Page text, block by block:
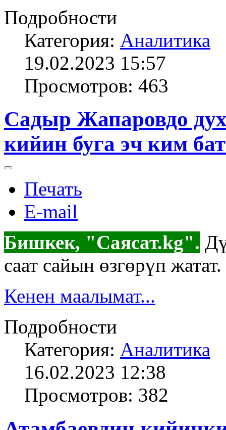
Подробности
Категория: Аналитика
19.02.2023 15:57
Просмотров: 463
Садыр Жапаровдо
кийин буга эч ким
Печать
E-mail
Бишкек, "Саясат.kg".
саат сайын өзгөрүп жатат.
Кенен маалымат...
Подробности
Категория: Аналитика
16.02.2023 12:38
Просмотров: 382